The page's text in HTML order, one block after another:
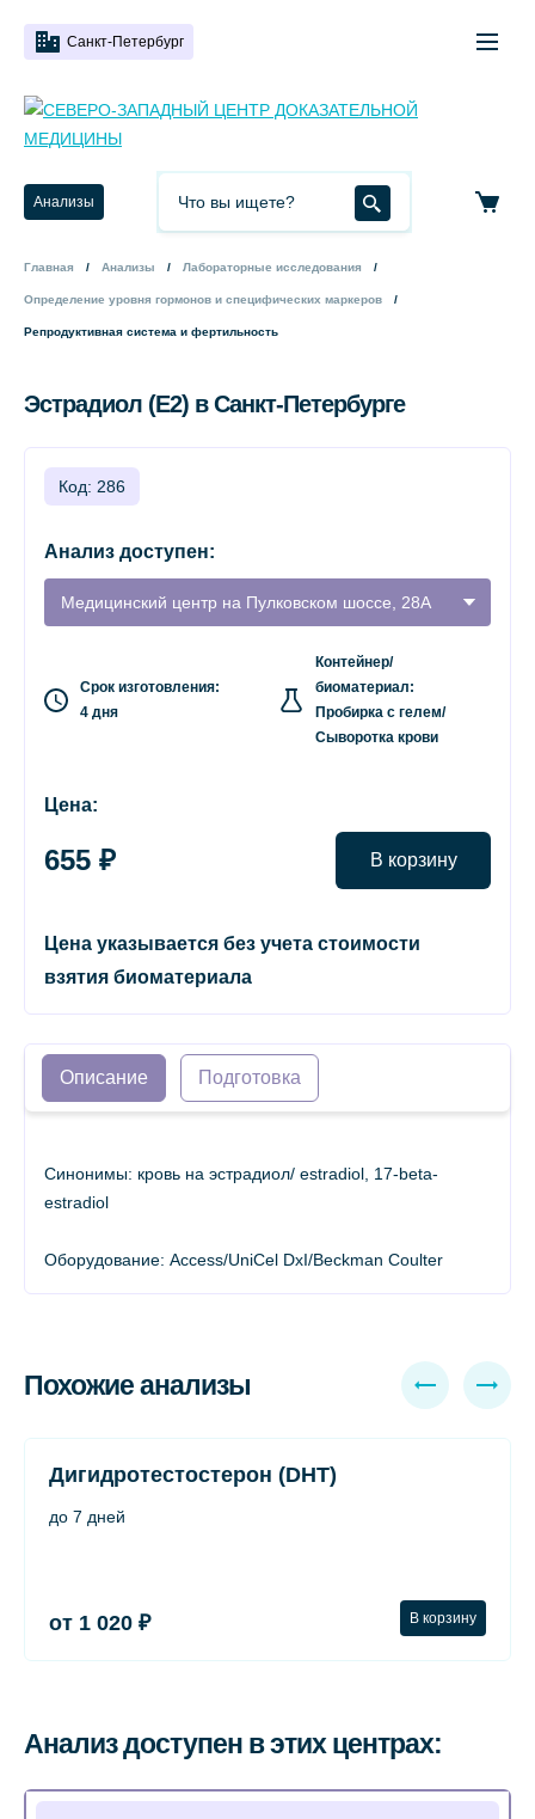
Санкт-Петербург
Анализы
Главная Анализы Лабораторные исследования
Определение уровня гормонов и специфических маркеров
Репродуктивная система и фертильность
Эстрадиол (E2) в Санкт-Петербурге
Код: 286
Анализ доступен:
Медицинский центр на Пулковском шоссе, 28А
Срок изготовления:
4 дня
Контейнер/
биоматериал:
Пробирка с гелем/
Сыворотка крови
Цена:
655 ₽ В корзину
Цена указывается без учета стоимости
взятия биоматериала
Описание Подготовка
Синонимы: кровь на эстрадиол/ estradiol, 17-beta-
estradiol
Оборудование: Access/UniCel DxI/Beckman Coulter
Похожие анализы
Дигидротестостерон (DHT)
до 7 дней
от 1 020 ₽ В корзину
Анализ доступен в этих центрах: